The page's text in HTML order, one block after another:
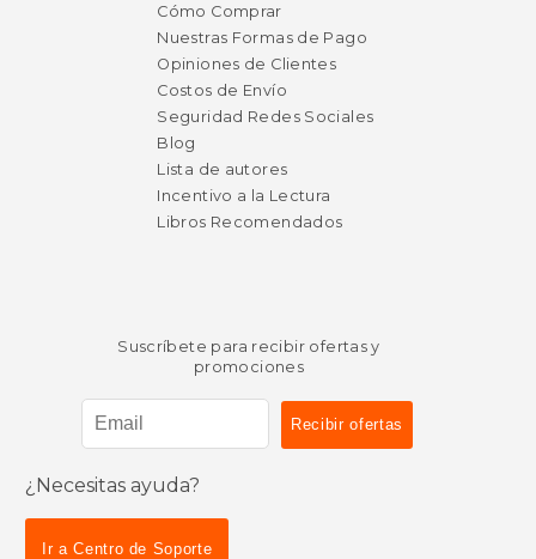
Cómo Comprar
Nuestras Formas de Pago
Opiniones de Clientes
Costos de Envío
Seguridad Redes Sociales
Blog
Lista de autores
Incentivo a la Lectura
Libros Recomendados
Suscríbete para recibir ofertas y
promociones
¿Necesitas ayuda?
Ir a Centro de Soporte